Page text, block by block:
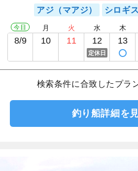
アジ（マアジ） シロギス
今日
8/9
月
10
火
11
水
12
定休日
木
13
検索条件に合致したプラ
釣り船詳細を